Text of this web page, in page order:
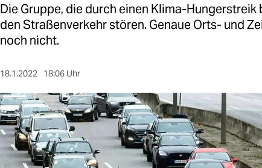
Die Gruppe, die durch einen Klima-
den Straßenverkehr stören. Genaue Orts- und
noch nicht.
18.1.2022 18:06 Uhr